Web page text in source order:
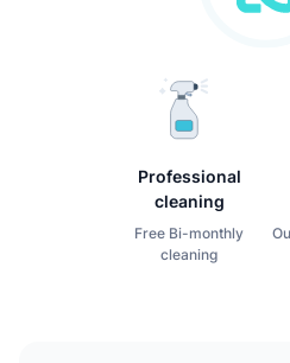
Professional
cleaning
Free Bi-monthly
cleaning